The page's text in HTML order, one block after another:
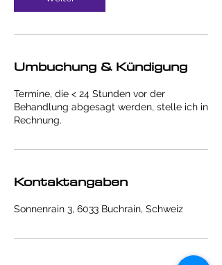
Umbuchung & Kündigung
Termine, die < 24 Stunden vor der
Behandlung abgesagt werden, stelle ich in
Rechnung.
Kontaktangaben
Sonnenrain 3, 6033 Buchrain, Schweiz